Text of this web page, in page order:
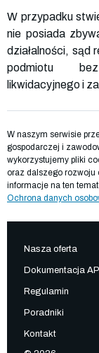
W przypadku
nie posiada
działalności, sąd
podmiotu
likwidacyjnego i
W naszym serwisie
gospodarczej i
wykorzystujemy pliki
oraz dalszego rozwoju
informacje na ten
Ochrona danych
Nasza oferta
Dokumentacja
Regulamin
Poradniki
Kontakt